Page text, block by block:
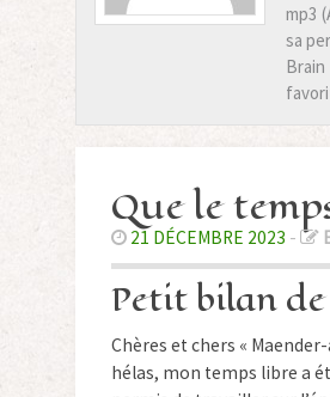
mp3
sa
Que le
21 DÉCEMBRE 2023 -
Petit bilan de
Chères et chers «
hélas, mon temps libre a